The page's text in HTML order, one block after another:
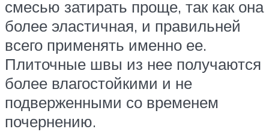
смесью затирать проще, так как она
более эластичная, и правильней
всего применять именно ее.
Плиточные швы из нее получаются
более влагостойкими и не
подверженными со временем
почернению.